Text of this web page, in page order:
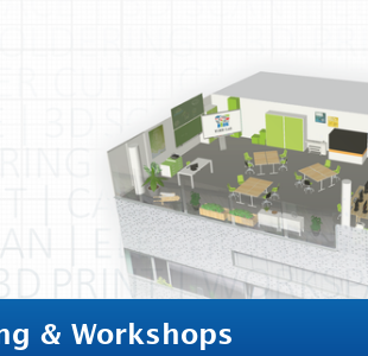
Webmail Moodle
Personensuche English
& Workshops